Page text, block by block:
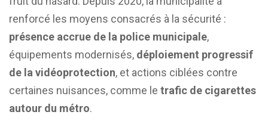
renforcé les moyens consacrés à la sécurité :
présence accrue de la police municipale,
équipements modernisés, déploiement progressif
de la vidéoprotection, et actions ciblées contre
certaines nuisances, comme le trafic de cigarettes
autour du métro.